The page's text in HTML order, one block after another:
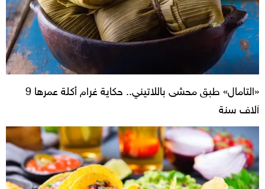
«التامال» طبق محشى باللاتيني.. حكاية غرام أكلة عمرها 9
آلاف سنة